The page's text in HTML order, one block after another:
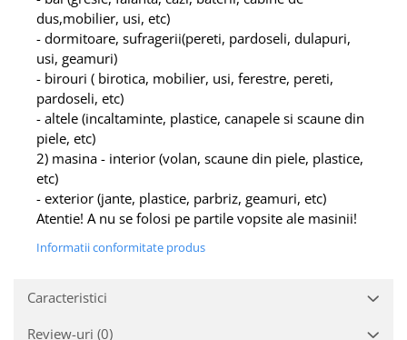
dus,mobilier, usi, etc)
- dormitoare, sufragerii(pereti, pardoseli, dulapuri,
usi, geamuri)
- birouri ( birotica, mobilier, usi, ferestre, pereti,
pardoseli, etc)
- altele (incaltaminte, plastice, canapele si scaune din
piele, etc)
2) masina - interior (volan, scaune din piele, plastice,
etc)
- exterior (jante, plastice, parbriz, geamuri, etc)
Atentie! A nu se folosi pe partile vopsite ale masinii!
Informatii conformitate produs
Caracteristici
Review-uri (0)